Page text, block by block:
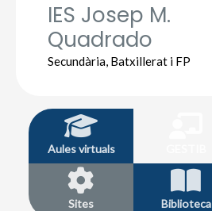
IES Josep M.
Quadrado
Secundària, Batxillerat i FP
Aules virtuals
Sites Biblioteca